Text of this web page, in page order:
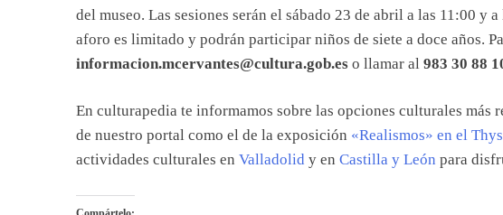
del museo. Las sesiones serán el sábado 23 de abril a las 11:00 y
aforo es limitado y podrán participar niños de siete a doce años.
informacion.mcervantes@cultura.gob.es o llamar al 983 30 88
En culturapedia te informamos sobre las opciones culturales más
de nuestro portal como el de la exposición «Realismos» en el
actividades culturales en Valladolid y en Castilla y León para